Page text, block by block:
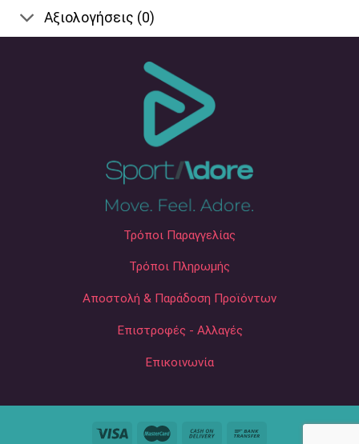
Αξιολογήσεις (0)
Τρόποι Παραγγελίας
Τρόποι Πληρωμής
Αποστολή & Παράδοση Προϊόντων
Επιστροφές - Αλλαγές
Επικοινωνία